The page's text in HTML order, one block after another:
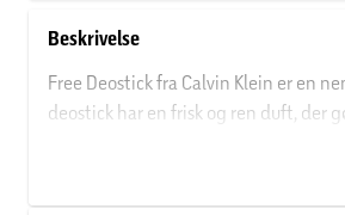
Beskrivelse
Free Deostick fra Calvin Klein er en
deostick har en frisk og ren duft, der
bruges af både mænd og kvinder.